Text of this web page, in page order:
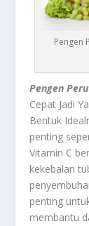
Pengen
Pengen
Cepat Jadi
Bentuk
penting
Vitamin C
kekebalan
penting
membantu